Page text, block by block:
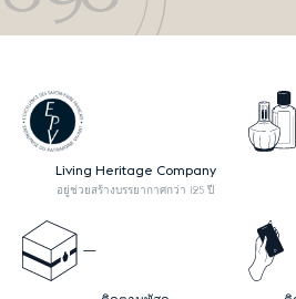
Living Heritage Company
อยู่ช่วยสร้างบรรยากาศกว่า 125 ปี